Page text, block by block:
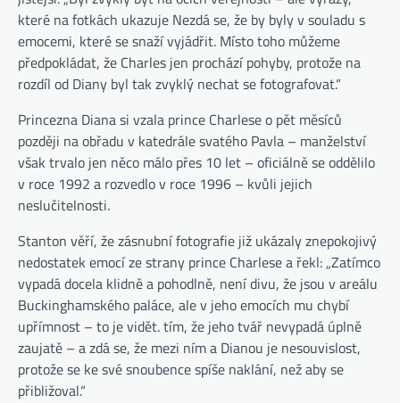
které na fotkách ukazuje Nezdá se, že by byly v souladu s
emocemi, které se snaží vyjádřit. Místo toho můžeme
předpokládat, že Charles jen prochází pohyby, protože na
rozdíl od Diany byl tak zvyklý nechat se fotografovat.“
Princezna Diana si vzala prince Charlese o pět měsíců
později na obřadu v katedrále svatého Pavla – manželství
však trvalo jen něco málo přes 10 let – oficiálně se oddělilo
v roce 1992 a rozvedlo v roce 1996 – kvůli jejich
neslučitelnosti.
Stanton věří, že zásnubní fotografie již ukázaly znepokojivý
nedostatek emocí ze strany prince Charlese a řekl: „Zatímco
vypadá docela klidně a pohodlně, není divu, že jsou v areálu
Buckinghamského paláce, ale v jeho emocích mu chybí
upřímnost – to je vidět. tím, že jeho tvář nevypadá úplně
zaujatě – a zdá se, že mezi ním a Dianou je nesouvislost,
protože se ke své snoubence spíše naklání, než aby se
přibližoval.“